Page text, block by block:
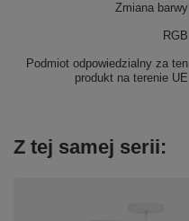
Podmiot odpowiedzialny za ten
produkt na terenie UE
Zmiana barwy
RGB
Z tej samej serii: